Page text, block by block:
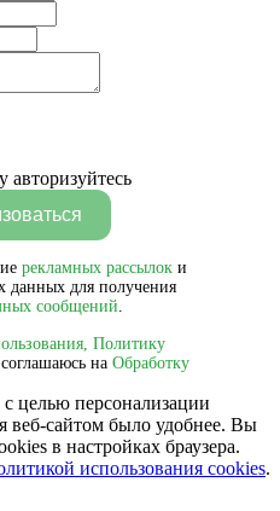
авторизуйтесь
рекламных рассылок и
данных для получения
сообщений
Политику
на Обработку
с целью персонализации
веб-сайтом было удобнее. Вы
в настройках браузера.
использования cookies.